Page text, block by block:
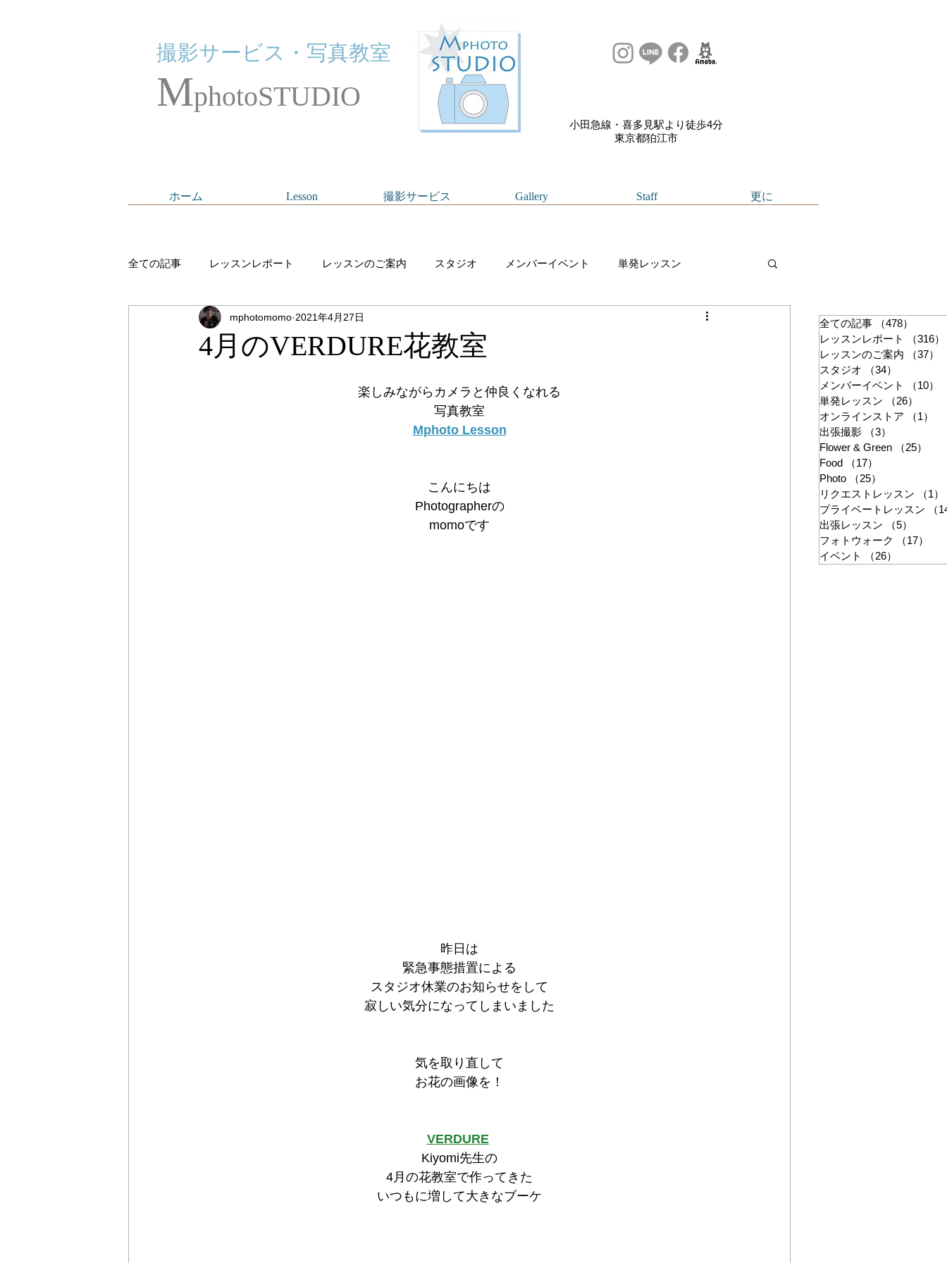
撮影サービス・ 写真教室
MphotoSTUDIO
小田急線・喜多見駅より徒歩4分
​東京都狛江市
ホーム Lesson 撮影サービス Gallery Staff 更に
全ての記事 レッスンレポート レッスンのご案内 スタジオ メンバーイベント 単発レッスン
オンラインストア 出張撮影 Flower & Green
4月のVERDURE花教室
mphotomomo 2021年4月27日
楽しみながらカメラと仲良くなれる
写真教室
Mphoto Lesson
こんにちは
Photographerの
momoです
昨日は
緊急事態措置による
スタジオ休業のお知らせをして
寂しい気分になってしまいました
気を取り直して
お花の画像を！
VERDURE
Kiyomi先生の
4月の花教室で作ってきた
いつもに増して大きなブーケ
全ての記事 （478）
レッスンレポート
（316）
レッスンのご案内
（37）
スタジオ
（34）
メンバーイベント
（10）
単発レッスン
（26）
オンラインストア
（1）
出張撮影
（3）
Flower & Green
（25）
Food
（17）
Photo
（25）
リクエストレッスン
（1）
プライベートレッスン
（
出張レッスン
（5）
フォトウォーク
（17）
イベント
（26）